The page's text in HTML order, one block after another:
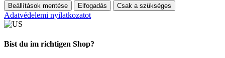
Beállítások mentése Elfogadás Csak a szükséges
Adatvédelemi nyilatkozatot
Bist du im richtigen Shop?